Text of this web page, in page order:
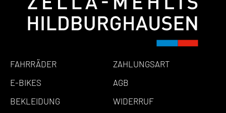
FAHRRÄDER
E-BIKES
BEKLEIDUNG
ZAHLUNGSART
AGB
WIDERRUF